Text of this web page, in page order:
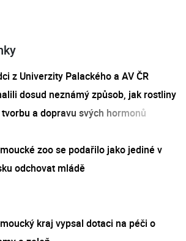
z Univerzity Palackého a AV ČR
dosud neznámý způsob, jak rostliny
a dopravu svých hormonů
zoo se podařilo jako jediné v
odchovat mládě
kraj vypsal dotaci na péči o